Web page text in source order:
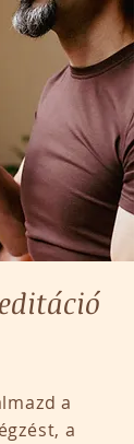
a
a